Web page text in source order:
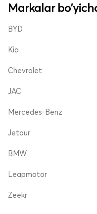
Markalar
BYD
Kia
Chevrolet
JAC
Mercedes-Benz
Jetour
BMW
Leapmotor
Zeekr